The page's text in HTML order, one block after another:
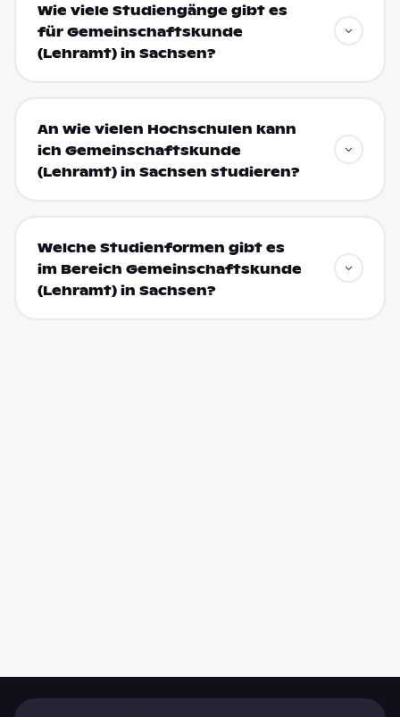
Wie viele Studiengänge gibt es
für Gemeinschaftskunde
(Lehramt) in Sachsen?
An wie vielen Hochschulen kann
ich Gemeinschaftskunde
(Lehramt) in Sachsen studieren?
Welche Studienformen gibt es
im Bereich Gemeinschaftskunde
(Lehramt) in Sachsen?